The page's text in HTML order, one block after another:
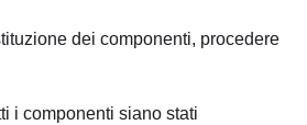
dei componenti, procedere
i componenti siano stati